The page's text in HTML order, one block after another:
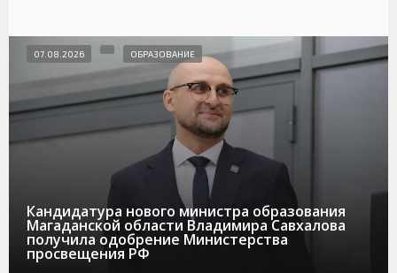
Кандидатура нового министра образования
Магаданской области Владимира Савхалова
получила одобрение Министерства
просвещения РФ
07.08.2026 ОБРАЗОВАНИЕ